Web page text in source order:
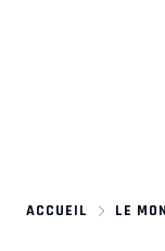
ACCUEIL LE